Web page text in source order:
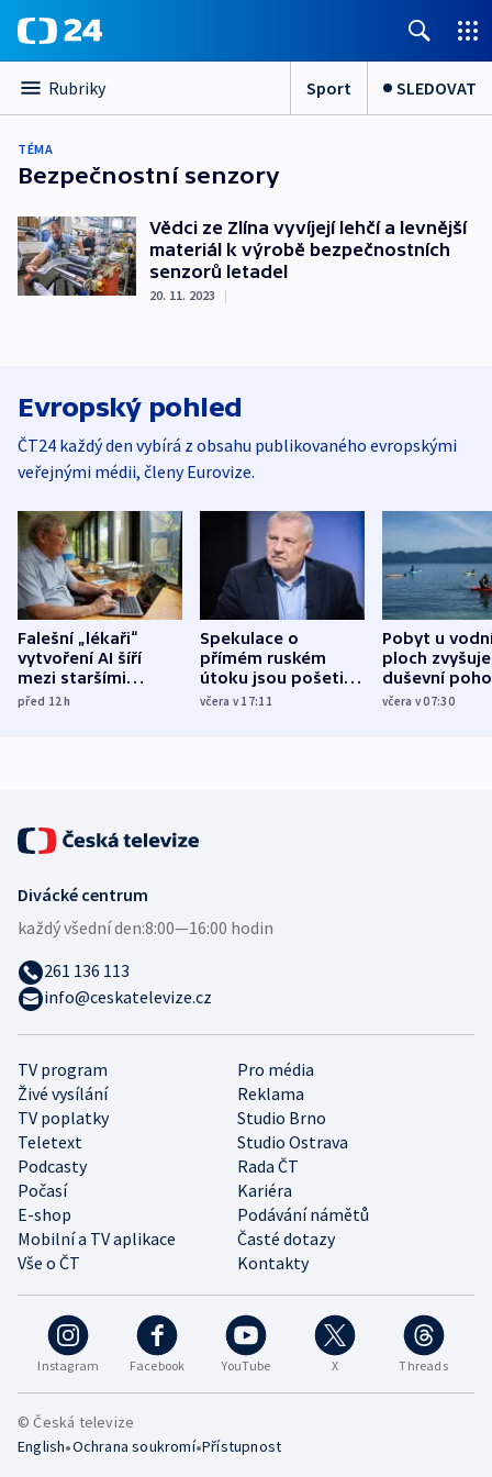
Rubriky Sport SLEDOVAT
TÉMA
Bezpečnostní senzory
Vědci ze Zlína vyvíjejí lehčí a levnější
materiál k výrobě bezpečnostních
senzorů letadel
20. 11. 2023 |
Evropský pohled
ČT24 každý den vybírá z obsahu publikovaného evropskými
veřejnými médii, členy Eurovize.
Falešní „lékaři“
vytvoření AI šíří
mezi staršími
Poláky nebezpečné
před 12h
Spekulace o
přímém ruském
útoku jsou pošetilé,
míní estonský
včera v 17:11
Pobyt u
ploch zvyšuje
duševní
ukázala
včera v 07:30
Instagram Facebook YouTube X Threads
TV program
Pro média
Živé vysílání
Reklama
TV poplatky
Studio Brno
Teletext
Studio Ostrava
Podcasty
Rada ČT
Počasí
Kariéra
E-shop
Podávání námětů
Mobilní a TV aplikace
Časté dotazy
Vše o ČT
Kontakty
Divácké centrum
každý všední den:8:00—16:00 hodin
261 136 113
info@ceskatelevize.cz
© Česká televize
English•Ochrana soukromí•Přístupnost